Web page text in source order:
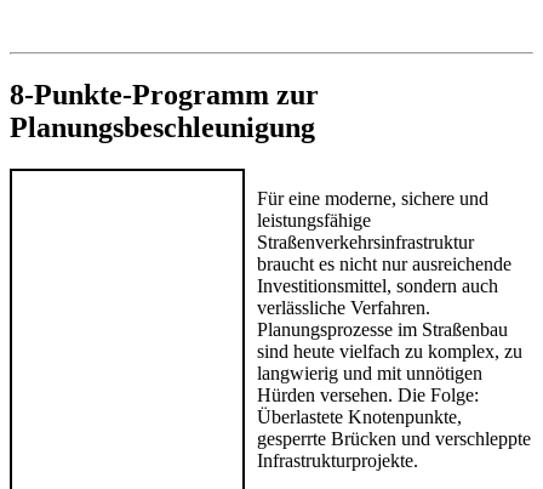
8-Punkte-Programm zur
Planungsbeschleunigung
Für eine moderne, sichere und
leistungsfähige
Straßenverkehrsinfrastruktur
braucht es nicht nur ausreichende
Investitionsmittel, sondern auch
verlässliche Verfahren.
Planungsprozesse im Straßenbau
sind heute vielfach zu komplex, zu
langwierig und mit unnötigen
Hürden versehen. Die Folge:
Überlastete Knotenpunkte,
gesperrte Brücken und verschleppte
Infrastrukturprojekte.